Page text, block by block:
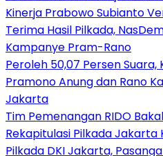
Kinerja Prabowo Subianto
Terima Hasil Pilkada,
Kampanye Pram-Rano
Peroleh 50,07 Persen
Pramono Anung dan Rano
Jakarta
Tim Pemenangan RIDO
Rekapitulasi Pilkada Jakarta
Pilkada DKI Jakarta,